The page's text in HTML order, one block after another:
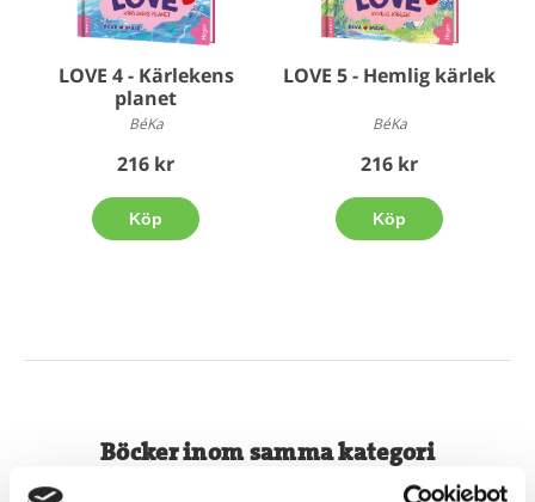
LOVE 4 - Kärlekens
planet
BéKa
216 kr
Köp
LOVE 5 - Hemlig kärlek
BéKa
216 kr
Köp
Böcker inom samma kategori